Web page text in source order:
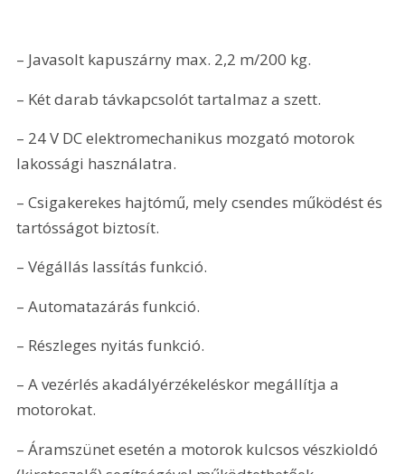
– Javasolt kapuszárny max. 2,2 m/200 kg.
– Két darab távkapcsolót tartalmaz a szett.
– 24 V DC elektromechanikus mozgató motorok
lakossági használatra.
– Csigakerekes hajtómű, mely csendes működést és
tartósságot biztosít.
– Végállás lassítás funkció.
– Automatazárás funkció.
– Részleges nyitás funkció.
– A vezérlés akadályérzékeléskor megállítja a
motorokat.
– Áramszünet esetén a motorok kulcsos vészkioldó